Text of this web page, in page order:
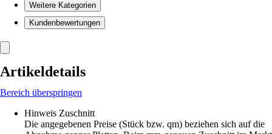
Weitere Kategorien
Kundenbewertungen
Artikeldetails
Bereich überspringen
Hinweis Zuschnitt
Die angegebenen Preise (Stück bzw. qm) beziehen sich auf die